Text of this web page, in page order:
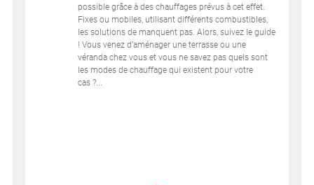
possible grâce à des chauffages prévus à cet effet.
Fixes ou mobiles, utilisant différents combustibles,
les solutions de manquent pas. Alors, suivez le guide
! Vous venez d’aménager une terrasse ou une
véranda chez vous et vous ne savez pas quels sont
les modes de chauffage qui existent pour votre
cas ?...